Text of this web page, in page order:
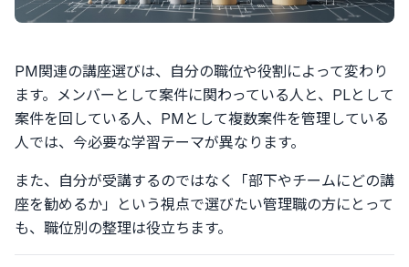
PM関連の講座選びは、自分の職位や役割によって変わり
ます。メンバーとして案件に関わっている人と、PLとして
案件を回している人、PMとして複数案件を管理している
人では、今必要な学習テーマが異なります。
また、自分が受講するのではなく「部下やチームにどの講
座を勧めるか」という視点で選びたい管理職の方にとって
も、職位別の整理は役立ちます。